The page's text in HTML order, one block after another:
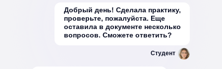
Добрый день! Сделала практику,
проверьте, пожалуйста. Еще
оставила в документе несколько
вопросов. Сможете ответить?
Студент